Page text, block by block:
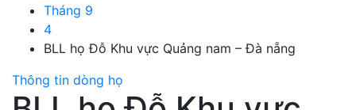
Tháng 9
4
BLL họ Đỗ Khu vực Quảng nam – Đà nẵng
Thông tin dòng họ